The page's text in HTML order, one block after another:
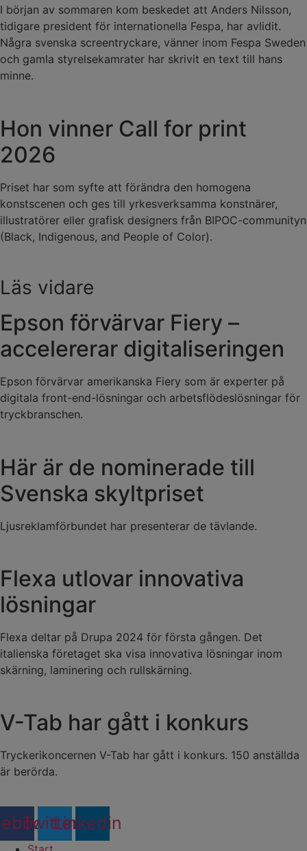
I början av sommaren kom beskedet att Anders Nilsson,
tidigare president för internationella Fespa, har avlidit.
Några svenska screentryckare, vänner inom Fespa Sweden
och gamla styrelsekamrater har skrivit en text till hans
minne.
Hon vinner Call for print
2026
Priset har som syfte att förändra den homogena
konstscenen och ges till yrkesverksamma konstnärer,
illustratörer eller grafisk designers från BIPOC-communityn
(Black, Indigenous, and People of Color).
Läs vidare
Epson förvärvar Fiery –
accelererar digitaliseringen
Epson förvärvar amerikanska Fiery som är experter på
digitala front-end-lösningar och arbetsflödeslösningar för
tryckbranschen.
Här är de nominerade till
Svenska skyltpriset
Ljusreklamförbundet har presenterar de tävlande.
Flexa utlovar innovativa
lösningar
Flexa deltar på Drupa 2024 för första gången. Det
italienska företaget ska visa innovativa lösningar inom
skärning, laminering och rullskärning.
V-Tab har gått i konkurs
Tryckerikoncernen V-Tab har gått i konkurs. 150 anställda
är berörda.
TwitterLinkedin